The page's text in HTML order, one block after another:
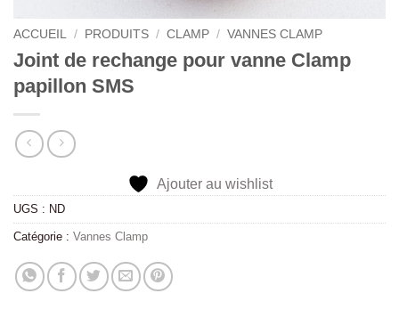
ACCUEIL / PRODUITS / CLAMP / VANNES CLAMP
Joint de rechange pour vanne Clamp
papillon SMS
Ajouter au wishlist
UGS : ND
Catégorie : Vannes Clamp